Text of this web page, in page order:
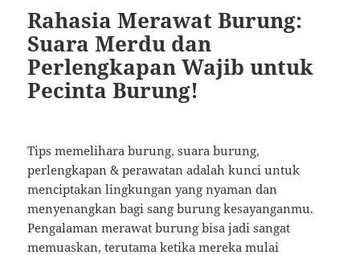
Rahasia Merawat Burung:
Suara Merdu dan
Perlengkapan Wajib untuk
Pecinta Burung!
Tips memelihara burung, suara burung,
perlengkapan & perawatan adalah kunci untuk
menciptakan lingkungan yang nyaman dan
menyenangkan bagi sang burung kesayanganmu.
Pengalaman merawat burung bisa jadi sangat
memuaskan, terutama ketika mereka mulai